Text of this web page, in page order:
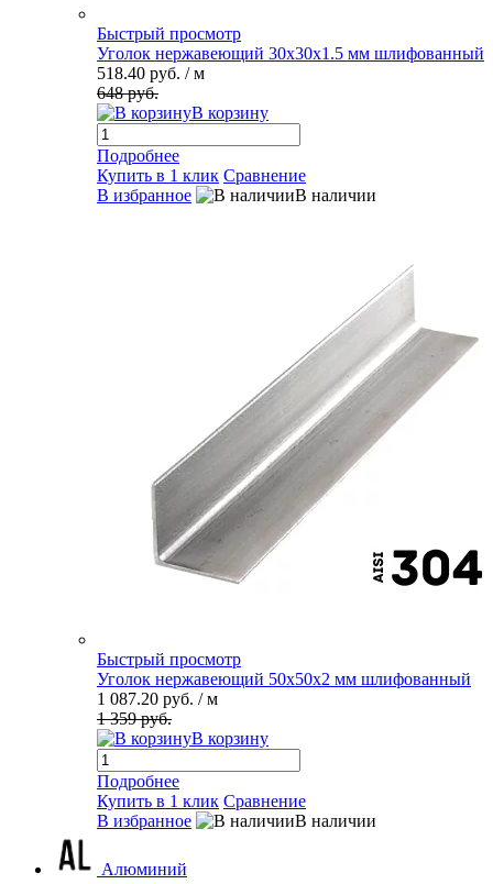
Быстрый просмотр
Уголок нержавеющий 30х30х1.5 мм шлифованный
518.40 руб. / м
648 руб.
В корзину
Подробнее
Купить в 1 клик Сравнение
В избранное
В наличии
Быстрый просмотр
Уголок нержавеющий 50х50х2 мм шлифованный
1 087.20 руб. / м
1 359 руб.
В корзину
Подробнее
Купить в 1 клик Сравнение
В избранное
В наличии
Алюминий